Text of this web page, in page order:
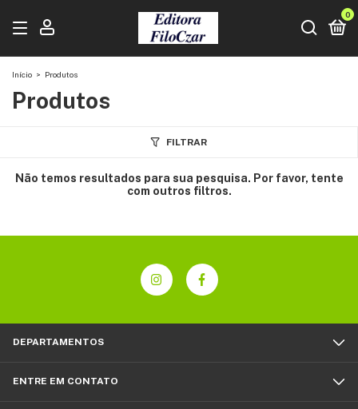
0
Início > Produtos
Produtos
FILTRAR
Não temos resultados para sua pesquisa. Por favor, tente
com outros filtros.
DEPARTAMENTOS
ENTRE EM CONTATO